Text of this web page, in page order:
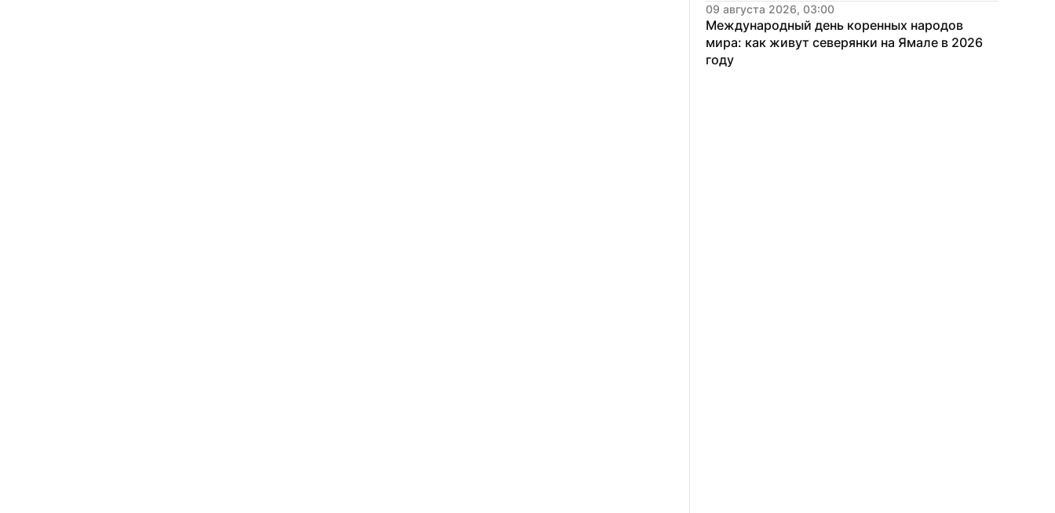
09 августа 2026, 03:00
Международный день коренных народов
мира: как живут северянки на Ямале в 2026
году